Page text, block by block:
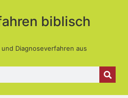
biblisch
Diagnoseverfahren aus